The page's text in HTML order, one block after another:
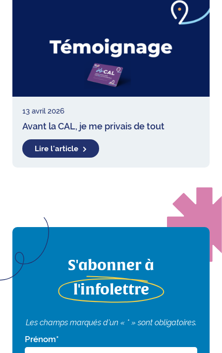
13 avril 2026
Avant la CAL, je me privais de tout
Lire l'article
S'abonner à
l'infolettre
Les champs marqués d'un « * » sont obligatoires.
Prénom*